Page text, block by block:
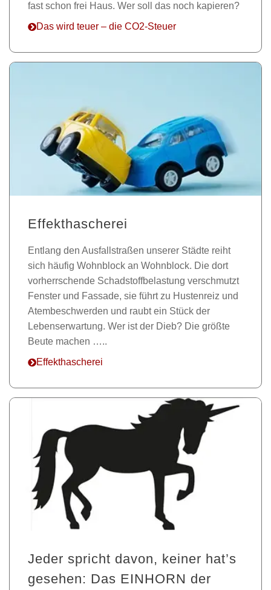
fast schon frei Haus. Wer soll das noch kapieren?
Das wird teuer – die CO2-Steuer
Effekthascherei
Entlang den Ausfallstraßen unserer Städte reiht
sich häufig Wohnblock an Wohnblock. Die dort
vorherrschende Schadstoffbelastung verschmutzt
Fenster und Fassade, sie führt zu Hustenreiz und
Atembeschwerden und raubt ein Stück der
Lebenserwartung. Wer ist der Dieb? Die größte
Beute machen …..
Effekthascherei
Jeder spricht davon, keiner hat’s
gesehen: Das EINHORN der